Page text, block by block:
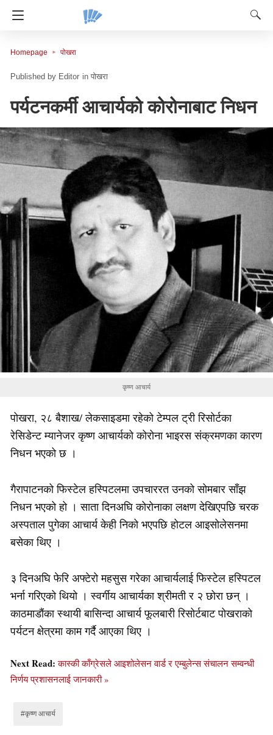
Homepage पोखरा
Editor in पोखरा
पर्यटनकर्मी आचार्यको कोरोनाबाट निधन
कृष्ण आचार्य
पोखरा, २८ बैशाख/ लेकसाइडमा रहेको टेम्पल ट्री रिसोर्टका
रेसिडेन्ट म्यानेजर कृष्ण आचार्यको कोरोना भाइरस संक्रमणका कारण
निधन भएको छ ।
गैरापाटनको फिस्टेल हस्पिटलमा उपचाररत उनको सोमबार साँझ
निधन भएको हो । साता दिनअघि कोरोनाका लक्षण देखिएपछि चरक
अस्पताल पुगेका आचार्य केही निको भएपछि होटल आइसोलेसनमा
बसेका थिए ।
३ दिनअघि फेरि अफ्टेरो महसुस गरेका आचार्यलाई फिस्टेल हस्पिटल
भर्ना गरिएको थियो । स्वर्गीय आचार्यका श्रीमती र २ छोरा छन् ।
काठमाडौंका स्थायी बासिन्दा आचार्य फूलबारी रिसोर्टबाट पोखराको
पर्यटन क्षेत्रमा काम गर्दै आएका थिए ।
Next Read:कास्की काँग्रेसले आइशोलेसन वार्ड र एम्बुलेन्स संचालन सम्वन्धी
निर्णय प्रशासनलाई जानकारी »
#कृष्ण आचार्य